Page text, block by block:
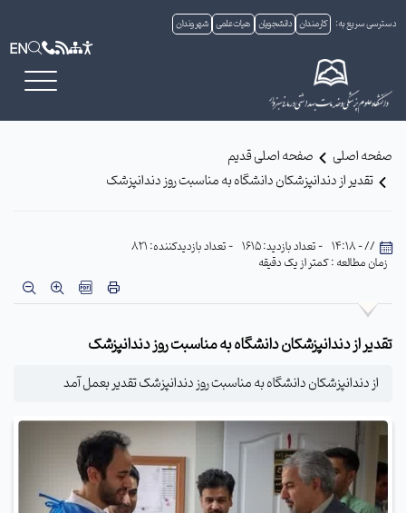
دسترسی سریع به: کارمندان دانشجویان هیات علمی شهروندان
EN
صفحه اصلی
صفحه اصلی قدیم
تقدیر از دندانپزشکان دانشگاه به مناسبت روز دندانپزشک
// - 14:18 - تعداد بازدید: 1615
- تعداد بازدیدکننده: 821
زمان مطالعه : کمتر از یک دقیقه
تقدیر از دندانپزشکان دانشگاه به مناسبت روز دندانپزشک
از دندانپزشکان دانشگاه به مناسبت روز دندانپزشک تقدیر بعمل آمد